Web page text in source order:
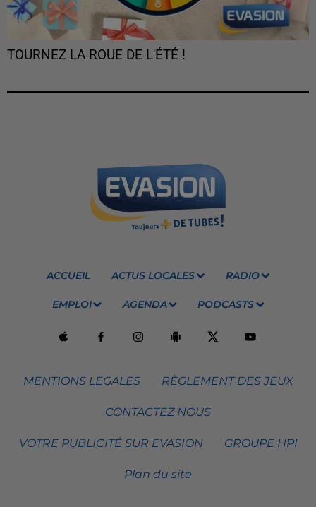
TOURNEZ LA ROUE DE L'ÉTÉ !
ACCUEIL ACTUS LOCALES RADIO
EMPLOI AGENDA PODCASTS
MENTIONS LEGALES RÈGLEMENT DES JEUX
CONTACTEZ NOUS
VOTRE PUBLICITÉ SUR EVASION GROUPE HPI
Plan du site